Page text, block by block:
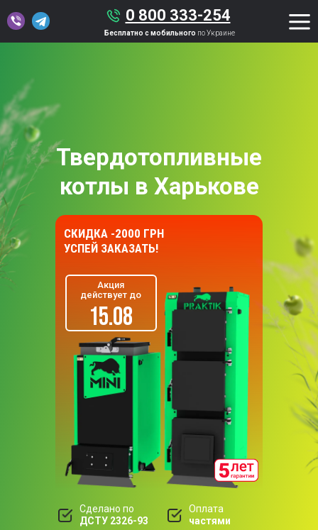
0 800 333-254
Бесплатно с мобильного по Украине
Твердотопливные
котлы в Харькове
Сделано по
ДСТУ 2326-93
Оплата
частями
15.08
Акция
действует до
СКИДКА -2000 ГРН
УСПЕЙ ЗАКАЗАТЬ!